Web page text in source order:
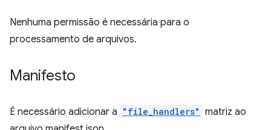
Nenhuma permissão é necessária para o
processamento de arquivos.
Manifesto
É necessário adicionar a "file_handlers" matriz ao